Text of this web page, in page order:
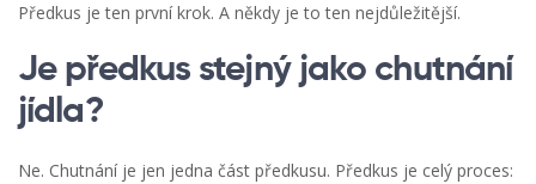
Předkus je ten první krok. A někdy je to ten nejdůležitější.
Je předkus stejný jako chutnání
jídla?
Ne. Chutnání je jen jedna část předkusu. Předkus je celý proces: